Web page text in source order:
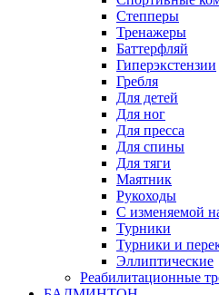
Степперы
Тренажеры
Баттерфляй
Гиперэкстензии
Гребля
Для детей
Для ног
Для пресса
Для спины
Для тяги
Маятник
Рукоходы
С изменяемой
Турники
Турники и
Эллиптические
Реабилитационные